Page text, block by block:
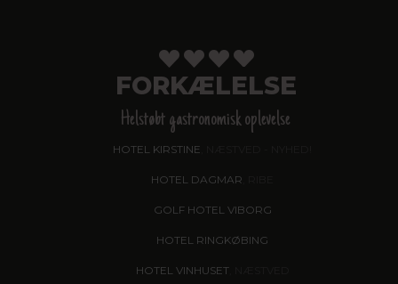
FORKÆLELSE
Helstøbt gastronomisk oplevelse
HOTEL KIRSTINE
HOTEL DAGMAR
GOLF HOTEL VIBORG
HOTEL RINGKØBING
HOTEL VINHUSET, NÆSTVED